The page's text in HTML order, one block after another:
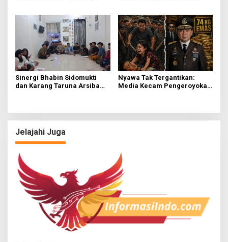
Sinergi Bhabin Sidomukti
dan Karang Taruna Arsiba
Nyawa Tak Tergantikan:
Media Kecam Pengeroyokan
Jelajahi Juga